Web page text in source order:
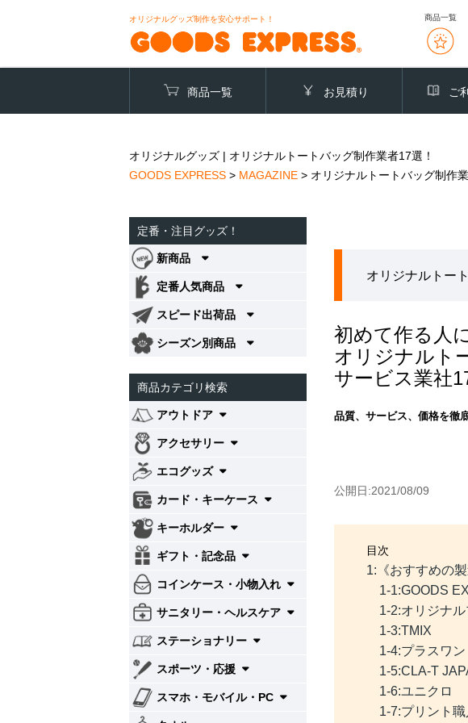
オリジナルグッズ制作を安心サポート！ 商品一覧
商品一覧 お見積り ご
オリジナルグッズ | オリジナルトートバッグ制作業者17選！
GOODS EXPRESS > MAGAZINE > オリジナルトートバッグ制作
オリジナルトー
初めて作る人
オリジナルト
サービス業社
品質、サービス、価格を徹
公開日:2021/08/09
目次
1:《おすすめの
1-1:GOODS
1-2:オリジナ
1-3:TMIX
1-4:プラスワン
1-5:CLA-T
1-6:ユニクロ
1-7:プリント職
定番・注目グッズ！
新商品
定番人気商品
スピード出荷品
シーズン別商品
商品カテゴリ検索
アウトドア
アクセサリー
エコグッズ
カード・キーケース
キーホルダー
ギフト・記念品
コインケース・小物入れ
サニタリー・ヘルスケア
ステーショナリー
スポーツ・応援
スマホ・モバイル・PC